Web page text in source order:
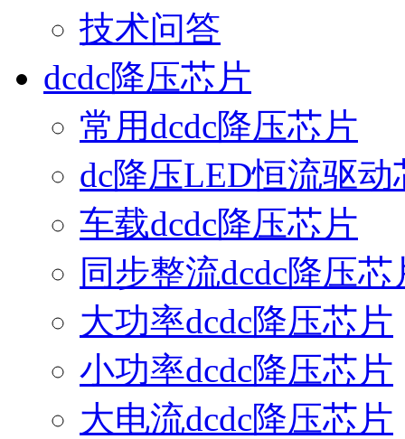
技术问答
dcdc降压芯片
常用dcdc降压芯片
dc降压LED恒流驱动
车载dcdc降压芯片
同步整流dcdc降压芯
大功率dcdc降压芯片
小功率dcdc降压芯片
大电流dcdc降压芯片